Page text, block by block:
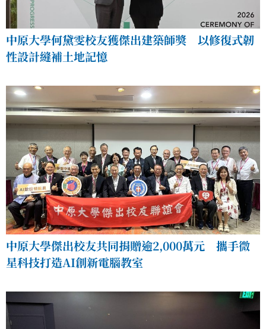
中原大學何黛雯校友獲傑出建築師獎 以修復式韌
性設計縫補土地記憶
中原大學傑出校友共同捐贈逾2,000萬元 攜手微
星科技打造AI創新電腦教室